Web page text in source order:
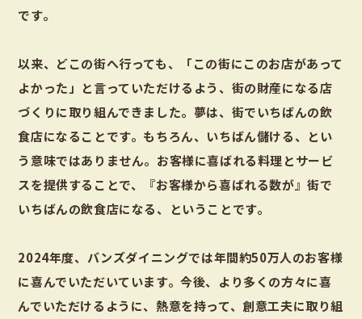
です。
以来、どこの街へ行っても、「この街にこのお店があって
よかった」と言っていただけるよう、街の財産になる店
づくりに取り組んできました。夢は、街でいちばんの飲
食店になることです。もちろん、いちばん儲ける、とい
う意味ではありません。お客様に喜ばれる料理とサービ
スを提供することで、『お客様から喜ばれる数が』街で
いちばんの飲食店になる、ということです。
2024年度、バンズダイニングでは年間約50万人のお客様
に喜んでいただいています。今後、より多くの方々に喜
んでいただけるように、熱意を持って、創意工夫に取り組